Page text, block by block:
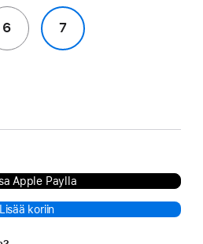
6 7
Apple Paylla
Lisää koriin